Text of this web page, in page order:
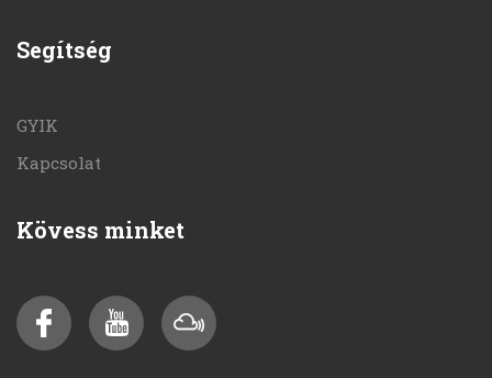
Segítség
GYIK
Kapcsolat
Kövess minket